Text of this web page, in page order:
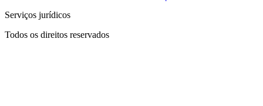
Serviços jurídicos
Todos os direitos reservados